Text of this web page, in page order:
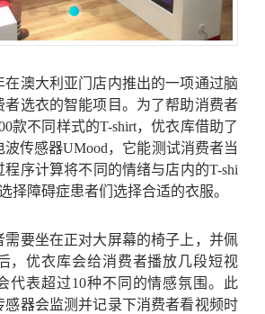
在澳大利亚门店内推出的一项通过脑
者选衣的智能项目。为了帮助消费者
款不同样式的T-shirt，优衣库借助了
传感器UMood，它能测试消费者当
序计算将不同的情绪与店内的T-shi
择障碍症患者们选择合适的衣服。
需要坐在正对大屏幕的椅子上，并佩
，优衣库会给消费者播放几段短视
代表超过10种不同的情感氛围。此
感器会监测并记录下消费者看视频时